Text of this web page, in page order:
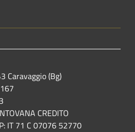
Caravaggio (Bg)
CREDITO
IT 71 C 07076 52770